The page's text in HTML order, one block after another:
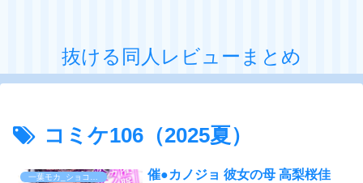
抜ける同人レビューまとめ
コミケ106（2025夏）
催●カノジョ 彼女の母 高梨桜佳